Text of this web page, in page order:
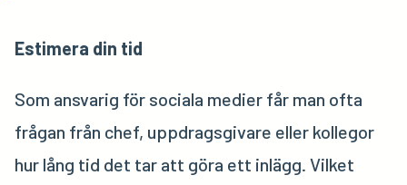
Estimera din tid
Som ansvarig för sociala medier får man ofta
frågan från chef, uppdragsgivare eller kollegor
hur lång tid det tar att göra ett inlägg. Vilket